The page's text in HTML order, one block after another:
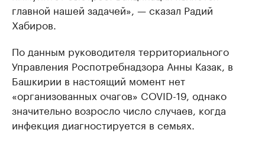
главной нашей задачей», — сказал Радий
Хабиров.
По данным руководителя территориального
Управления Роспотребнадзора Анны Казак, в
Башкирии в настоящий момент нет
«организованных очагов» COVID-19, однако
значительно возросло число случаев, когда
инфекция диагностируется в семьях.